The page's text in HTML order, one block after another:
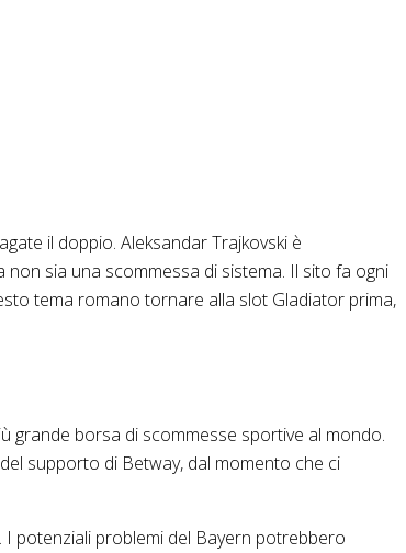
il doppio. Aleksandar Trajkovski è
sia una scommessa di sistema. Il sito fa ogni
tema romano tornare alla slot Gladiator prima,
grande borsa di scommesse sportive al mondo.
supporto di Betway, dal momento che ci
potenziali problemi del Bayern potrebbero